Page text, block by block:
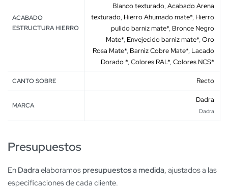
ACABADO
ESTRUCTURA HIERRO
Blanco texturado,Acabado Arena
texturado, Hierro Ahumado mate*, Hierro
pulido barniz mate*, Bronce Negro
Mate*, Envejecido barniz mate*,Oro
Rosa Mate*, Barniz Cobre Mate*, Lacado
Dorado *,Colores RAL*,Colores NCS*
CANTO SOBRE Recto
MARCA
Dadra
Dadra
Presupuestos
En Dadraelaboramos presupuestos a medida, ajustados a las
especificaciones de cada cliente.